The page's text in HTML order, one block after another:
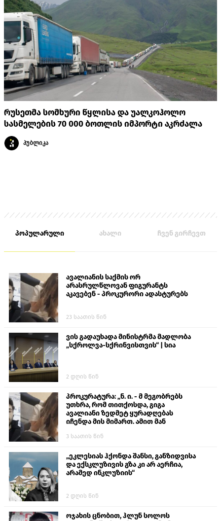
რუსეთმა სომხური წყლისა და უალკოჰოლო
სასმელების 70 000 ბოთლის იმპორტი აკრძალა
პუბლიკა
პოპულარული ახალი ჩვენ გირჩევთ
ავალიანის საქმის ორ
არასრულწლოვან ფიგურანტს
აკავებენ - პროკურორი ადასტურებს
23 საათის წინ
ვის გადაუხადა მინისტრმა მადლობა
„სქროლვა-სქრინვისთვის“ | სია
2 დღის წინ
პროკურატურა: „ნ. ი. - მ მეგობრებს
უთხრა, რომ თითქოსდა, გიგა
ავალიანი ზედმეტ ყურადღებას
იჩენდა მის მიმართ. ამით მან
თავს დასხმოდა გიგა ავალიანს“
3 საათის წინ
„ეკლესიას ჰქონდა შანსი, განზიდვისა
და ექსკლუზივის გზა კი არ აერჩია,
არამედ ინკლუზიის“
2 დღის წინ
ოჯახის ცნობით, ჰლუნ სოლოს